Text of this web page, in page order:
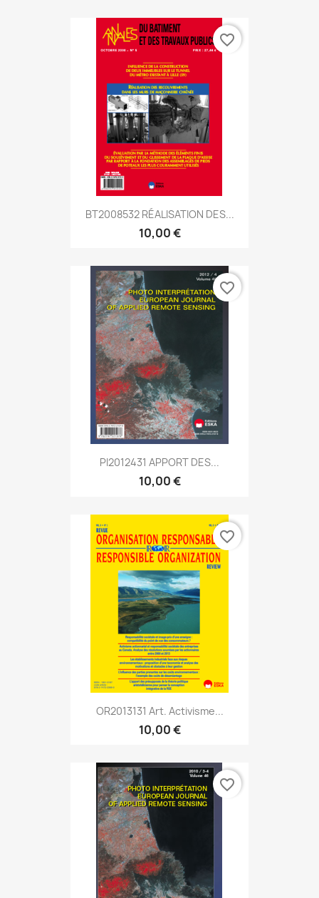
BT2008532 RÉALISATION DES...
10,00 €
favorite_border
PI2012431 APPORT DES...
10,00 €
favorite_border
OR2013131 Art. Activisme...
10,00 €
favorite_border
favorite_border